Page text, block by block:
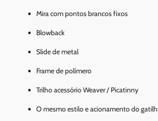
Mira com pontos brancos fixos
Blowback
Slide de metal
Frame de polímero
Trilho acessório Weaver / Picatinny
O mesmo estilo e acionamento do